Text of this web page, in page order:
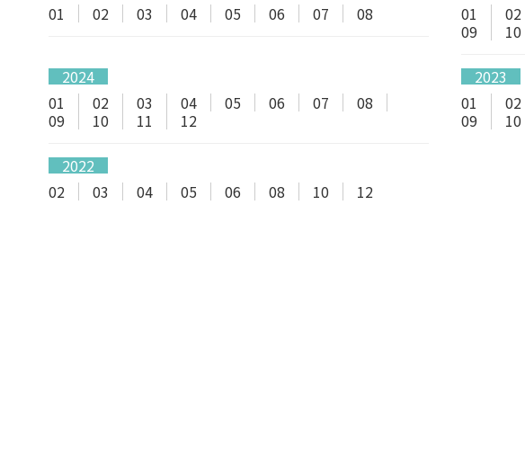
01
02 03 04 05 06 07 08
01
02
09
10
2024
01
02 03 04 05 06 07
08
09
10 11 12
2023
01
02
09
10
2022
02
03 04 05 06 08 10 12